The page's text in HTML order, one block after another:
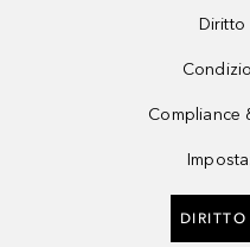
Diritto
Compliance
DIRITTO